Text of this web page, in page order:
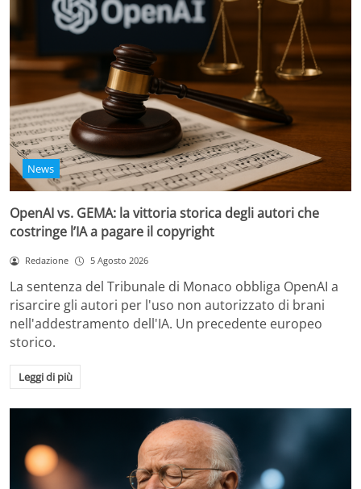
News
OpenAI vs. GEMA: la vittoria storica degli autori che
costringe l’IA a pagare il copyright
Redazione 5 Agosto 2026
La sentenza del Tribunale di Monaco obbliga OpenAI a
risarcire gli autori per l'uso non autorizzato di brani
nell'addestramento dell'IA. Un precedente europeo
storico.
Leggi di più